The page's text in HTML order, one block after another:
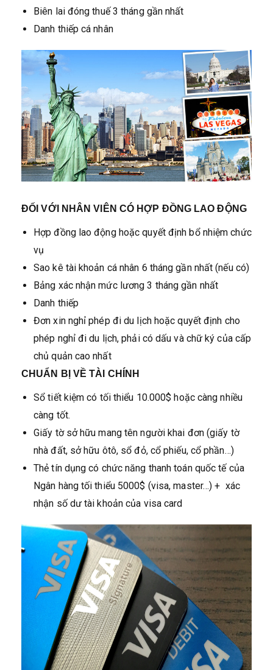
Biên lai đóng thuế 3 tháng gần nhất
Danh thiếp cá nhân
ĐỐI VỚI NHÂN VIÊN CÓ HỢP ĐỒNG LAO ĐỘNG
Hợp đồng lao động hoặc quyết định bổ nhiệm chức
vụ
Sao kê tài khoản cá nhân 6 tháng gần nhất (nếu có)
Bảng xác nhận mức lương 3 tháng gần nhất
Danh thiếp
Đơn xin nghỉ phép đi du lịch hoặc quyết định cho
phép nghỉ đi du lịch, phải có dấu và chữ ký của cấp
chủ quản cao nhất
CHUẨN BỊ VỀ TÀI CHÍNH
Sổ tiết kiệm có tối thiểu 10.000$ hoặc càng nhiều
càng tốt.
Giấy tờ sở hữu mang tên người khai đơn (giấy tờ
nhà đất, sở hữu ôtô, sổ đỏ, cổ phiếu, cổ phần…)
Thẻ tín dụng có chức năng thanh toán quốc tế của
Ngân hàng tối thiểu 5000$ (visa, master…) + xác
nhận số dư tài khoản của visa card